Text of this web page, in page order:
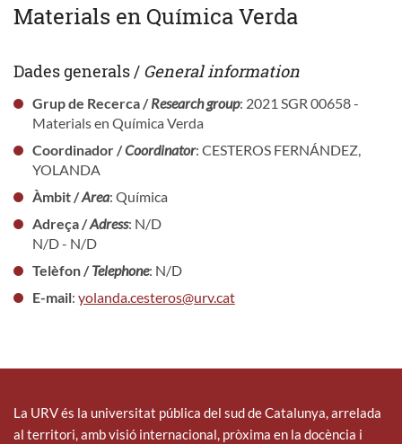
Materials en Química Verda
Dades generals / General information
Grup de Recerca /Research group: 2021 SGR 00658 -
Materials en Química Verda
Coordinador /Coordinator: CESTEROS FERNÁNDEZ,
YOLANDA
Àmbit /Area: Química
Adreça /Adress: N/D
N/D - N/D
Telèfon /Telephone: N/D
E-mail: yolanda.cesteros@urv.cat
La URV és la universitat pública del sud de Catalunya, arrelada
al territori, amb visió internacional, pròxima en la docència i